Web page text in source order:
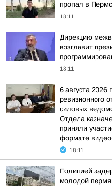
пропал в
18:11
Дирекцию
возглавит
18:11
6 августа 2026
ревизионного
силовых
Отдела
приняли
формате
18:11
Полицией
молодой